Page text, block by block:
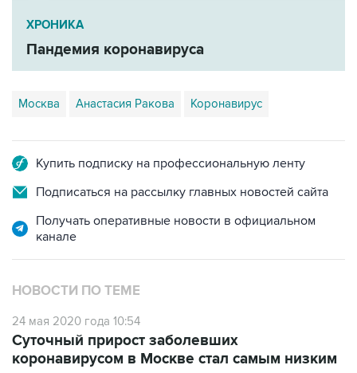
Пандемия коронавируса
Москва Анастасия Ракова Коронавирус
Подписаться на рассылку главных новостей сайта
Получать оперативные новости в официальном
НОВОСТИ ПО ТЕМЕ
24 мая 2020 года 10:54
коронавирусом в Москве стал самым низким
в мае